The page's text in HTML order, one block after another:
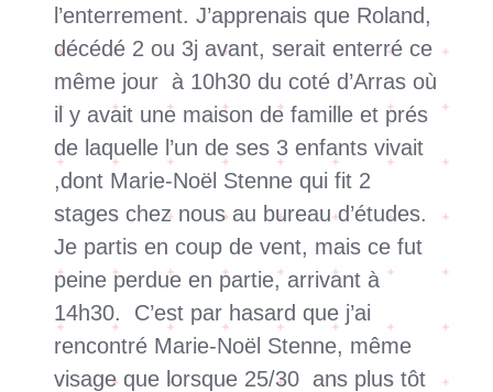
l’enterrement. J’apprenais que Roland,
décédé 2 ou 3j avant, serait enterré ce
même jour à 10h30 du coté d’Arras où
il y avait une maison de famille et prés
de laquelle l’un de ses 3 enfants vivait
,dont Marie-Noël Stenne qui fit 2
stages chez nous au bureau d’études.
Je partis en coup de vent, mais ce fut
peine perdue en partie, arrivant à
14h30.
C’est par hasard que j’ai
rencontré Marie-Noël Stenne, même
visage que lorsque 25/30 ans plus tôt